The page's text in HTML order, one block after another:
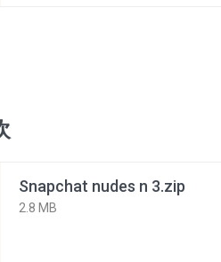
Snapchat nudes n 3.zip
2.8 MB